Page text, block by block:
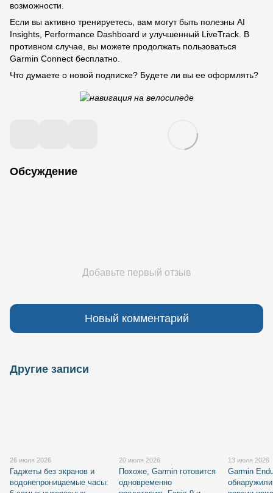
возможности.
Если вы активно тренируетесь, вам могут быть полезны AI
Insights, Performance Dashboard и улучшенный LiveTrack. В
противном случае, вы можете продолжать пользоваться
Garmin Connect бесплатно.
Что думаете о новой подписке? Будете ли вы ее оформлять?
Обсуждение
Добавьте первый отзыв
Новый комментарий
Другие записи
26 июля 2026
Гаджеты без экранов и
водонепроницаемые часы:
20 июля 2026
Похоже, Garmin готовится
одновременно
13 июля 2026
Garmin